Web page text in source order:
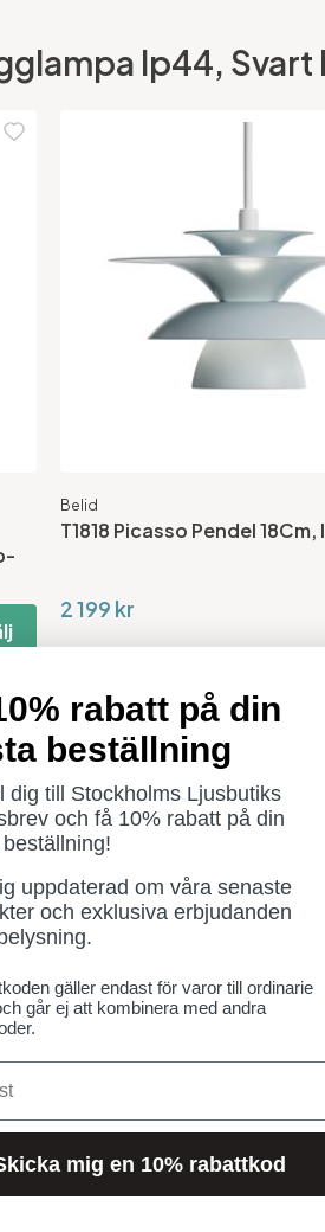
Ip44,
Belid
T1818 Picasso Pendel 18Cm,
2 199 kr
Öppettider
Måndag - Torsdag: 11-18
Fredag - Lördag: 11-16
Söndag: Stängt
Lördag 1/8 stängt
rabatt på din
beställning
dig till Stockholms Ljusbutiks
och få 10% rabatt på din
uppdaterad om våra senaste
och exklusiva erbjudanden
gäller endast för varor till ordinarie
går ej att kombinera med andra
mig en 10% rabattkod